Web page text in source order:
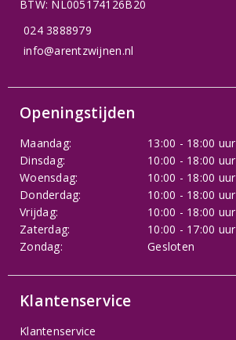
BTW: NL005174126B20
024 3888979
info@arentzwijnen.nl
Openingstijden
Maandag:
13:00 - 18:00 uur
Dinsdag:
10:00 - 18:00 uur
Woensdag:
10:00 - 18:00 uur
Donderdag:
10:00 - 18:00 uur
Vrijdag:
10:00 - 18:00 uur
Zaterdag:
10:00 - 17:00 uur
Zondag:
Gesloten
Klantenservice
Klantenservice